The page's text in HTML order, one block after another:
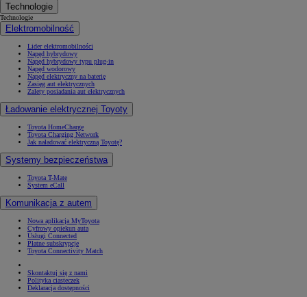
Technologie
Technologie
Elektromobilność
Lider elektromobilności
Napęd hybrydowy
Napęd hybrydowy typu plug-in
Napęd wodorowy
Napęd elektryczny na baterię
Zasięg aut elektrycznych
Zalety posiadania aut elektrycznych
Ładowanie elektrycznej Toyoty
Toyota HomeCharge
Toyota Charging Network
Jak naładować elektryczną Toyotę?
Systemy bezpieczeństwa
Toyota T-Mate
System eCall
Komunikacja z autem
Nowa aplikacja MyToyota
Cyfrowy opiekun auta
Usługi Connected
Płatne subskrypcje
Toyota Connectivity Match
Skontaktuj się z nami
Polityka ciasteczek
Deklaracja dostępności